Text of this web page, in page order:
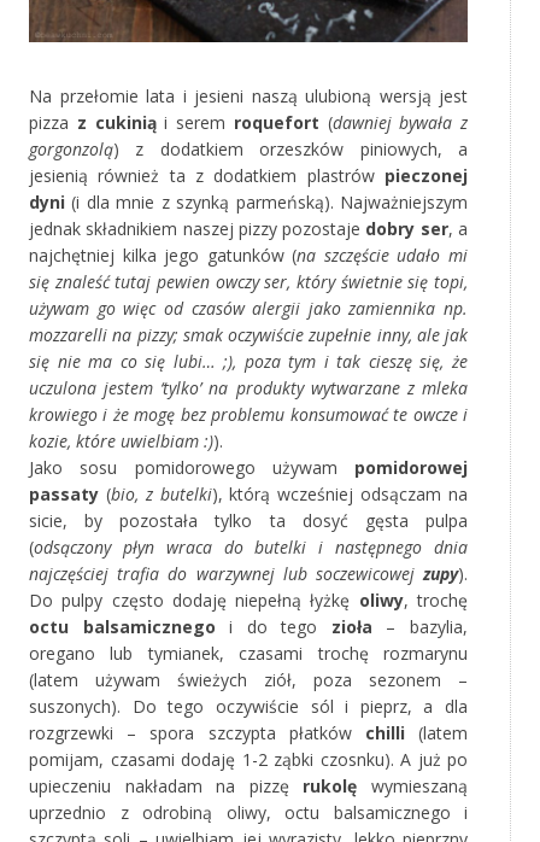
Na przełomie lata i jesieni naszą ulubioną wersją jest
pizza z cukiniąi serem roquefort (dawniej bywała z
gorgonzolą) z dodatkiem orzeszków piniowych, a
jesienią również ta z dodatkiem plastrów pieczonej
dyni (i dla mnie z szynką parmeńską). Najważniejszym
jednak składnikiem naszej pizzy pozostaje dobry ser, a
najchętniej kilka jego gatunków (na szczęście udało mi
się znaleść tutaj pewien owczy ser, który świetnie się topi,
używam go więc od czasów alergii jako zamiennika np.
mozzarelli na pizzy; smak oczywiście zupełnie inny, ale jak
się nie ma co się lubi… ;), poza tym i tak cieszę się, że
uczulona jestem ‘tylko’ na produkty wytwarzane z mleka
krowiego i że mogę bez problemu konsumować te owcze i
kozie, które uwielbiam :)).
Jako sosu pomidorowego używam pomidorowej
passaty (bio, z butelki), którą wcześniej odsączam na
sicie, by pozostała tylko ta dosyć gęsta pulpa
(odsączony płyn wraca do butelki i następnego dnia
najczęściej trafia do warzywnej lub soczewicowej zupy).
Do pulpy często dodaję niepełną łyżkę oliwy, trochę
octu balsamicznego i do tego zioła – bazylia,
oregano lub tymianek, czasami trochę rozmarynu
(latem używam świeżych ziół, poza sezonem –
suszonych). Do tego oczywiście sól i pieprz, a dla
rozgrzewki – spora szczypta płatków chilli(latem
pomijam, czasami dodaję 1-2 ząbki czosnku). A już po
upieczeniu nakładam na pizzę rukolę wymieszaną
uprzednio z odrobiną oliwy, octu balsamicznego i